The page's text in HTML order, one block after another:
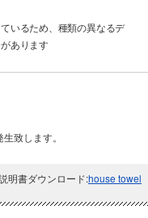
いるため、種類の異なるデ
あります
致します。
明書ダウンロード:house towel